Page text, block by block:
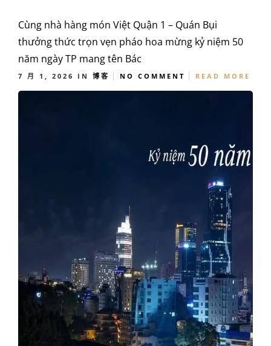
Cùng nhà hàng món Việt Quận 1 – Quán Bụi
thưởng thức trọn vẹn pháo hoa mừng kỷ niệm 50
năm ngày TP mang tên Bác
7 月 1, 2026 IN 博客 NO COMMENT READ MORE